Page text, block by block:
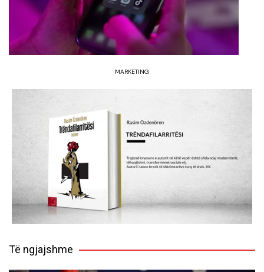
MARKETING
Të ngjajshme